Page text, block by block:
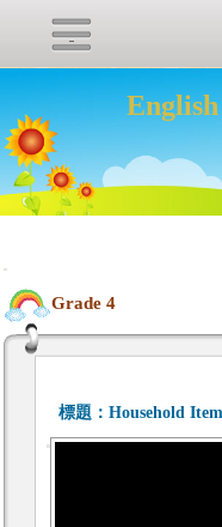
:::
Grade 4
標題：Household